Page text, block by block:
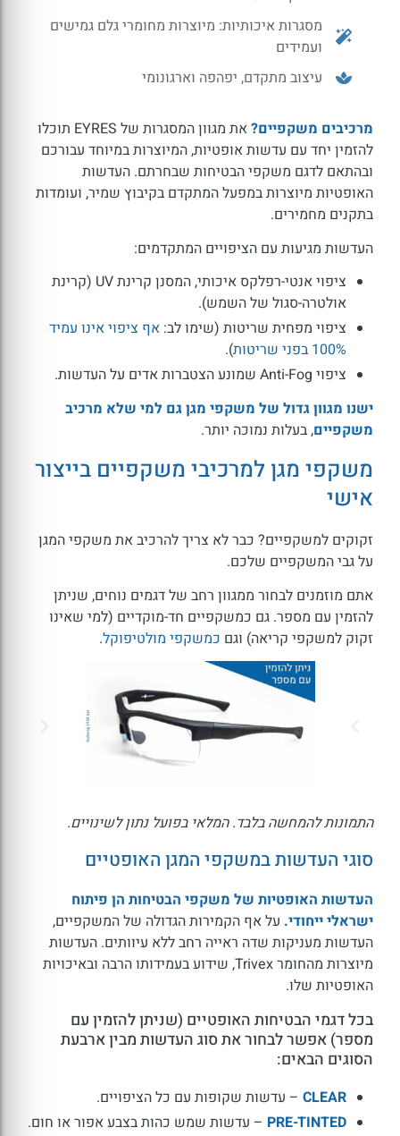
מסגרות איכותיות: מיוצרות מחומרי גלם גמישים
ועמידים
עיצוב מתקדם, יפהפה וארגונומי
מרכיבים משקפיים?
את מגוון המסגרות של EYRES תוכלו
להזמין יחד עם עדשות אופטיות, המיוצרות במיוחד עבורכם
ובהתאם לדגם משקפי הבטיחות שבחרתם. העדשות
האופטיות מיוצרות במפעל המתקדם בקיבוץ שמיר, ועומדות
בתקנים מחמירים.
העדשות מגיעות עם הציפויים המתקדמים:
ציפוי אנטי-רפלקס איכותי, המסנן קרינת UV (קרינת
אולטרה-סגול של השמש).
ציפוי מפחית שריטות (שימו לב: אף ציפוי אינו עמיד
100% בפני שריטות
).
ציפוי Anti-Fog שמונע הצטברות אדים על העדשות.
ישנו מגוון גדול של משקפי מגן גם למי שלא מרכיב
משקפיים, בעלות נמוכה יותר.
משקפי מגן למרכיבי משקפיים בייצור
אישי
זקוקים למשקפיים? כבר לא צריך להרכיב את משקפי המגן
על גבי המשקפיים שלכם.
אתם מוזמנים לבחור ממגוון רחב של דגמים נוחים, שניתן
להזמין עם מספר. גם כמשקפיים חד-מוקדיים (למי שאינו
זקוק למשקפי קריאה) וגם כמשקפי מולטיפוקל.
התמונות להמחשה בלבד. המלאי בפועל נתון לשינויים.
סוגי העדשות במשקפי המגן האופטיים
העדשות האופטיות של משקפי הבטיחות הן פיתוח
ישראלי ייחודי. על אף הקמירות הגדולה של המשקפיים,
העדשות מעניקות שדה ראייה רחב ללא עיוותים. העדשות
מיוצרות מהחומר Trivex, שידוע בעמידותו הרבה ובאיכויות
האופטיות שלו.
בכל דגמי הבטיחות האופטיים (שניתן להזמין עם
מספר) אפשר לבחור את סוג העדשות מבין ארבעת
הסוגים הבאים:
CLEAR – עדשות שקופות עם כל הציפויים.
PRE-TINTED – עדשות שמש כהות בצבע אפור או חום.